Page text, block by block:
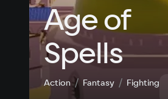
Age of
Spells
Action Fantasy Fighting